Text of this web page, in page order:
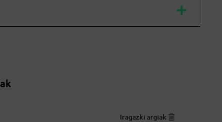
Iragazki argiak